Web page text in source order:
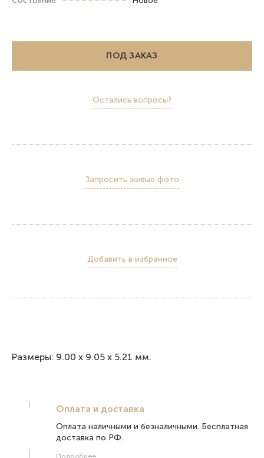
ПОД ЗАКАЗ
Остались вопросы?
Запросить живые фото
Добавить в избранное
Размеры: 9.00 х 9.05 х 5.21 мм.
Оплата и доставка
Оплата наличными и безналичными. Бесплатная
доставка по РФ.
Подробнее